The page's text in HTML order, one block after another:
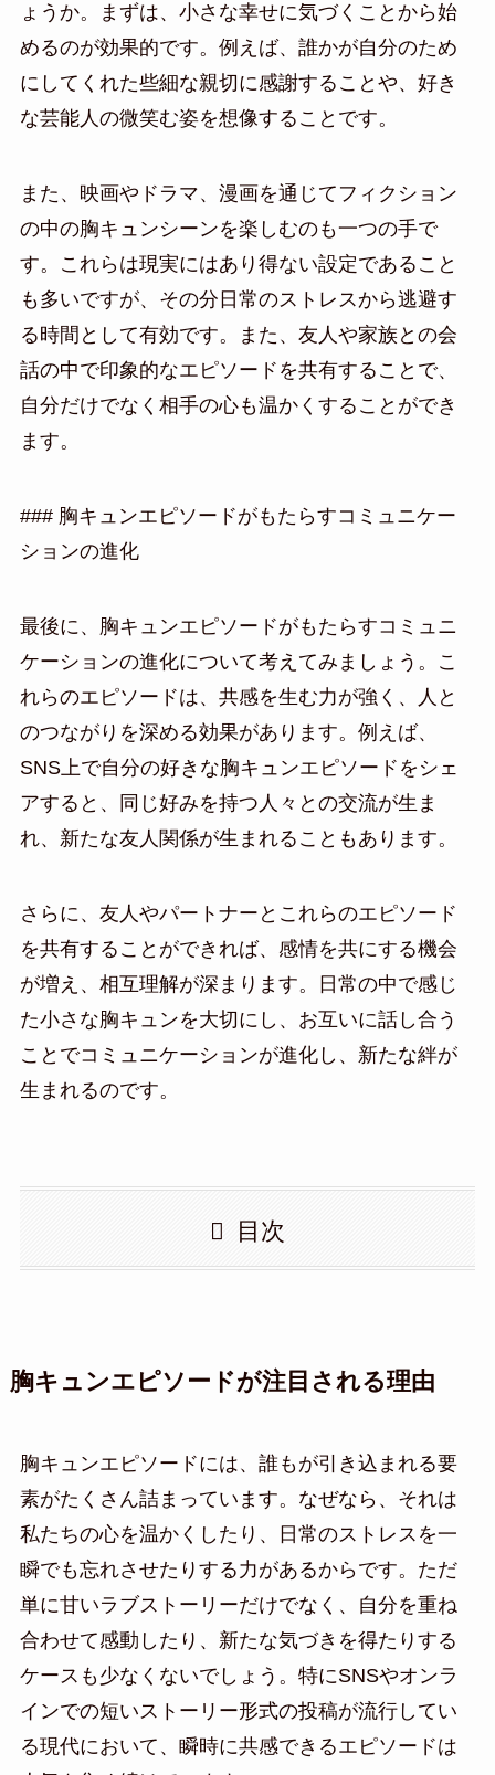
ょうか。まずは、小さな幸せに気づくことから始
めるのが効果的です。例えば、誰かが自分のため
にしてくれた些細な親切に感謝することや、好き
な芸能人の微笑む姿を想像することです。
また、映画やドラマ、漫画を通じてフィクション
の中の胸キュンシーンを楽しむのも一つの手で
す。これらは現実にはあり得ない設定であること
も多いですが、その分日常のストレスから逃避す
る時間として有効です。また、友人や家族との会
話の中で印象的なエピソードを共有することで、
自分だけでなく相手の心も温かくすることができ
ます。
### 胸キュンエピソードがもたらすコミュニケー
ションの進化
最後に、胸キュンエピソードがもたらすコミュニ
ケーションの進化について考えてみましょう。こ
れらのエピソードは、共感を生む力が強く、人と
のつながりを深める効果があります。例えば、
SNS上で自分の好きな胸キュンエピソードをシェ
アすると、同じ好みを持つ人々との交流が生ま
れ、新たな友人関係が生まれることもあります。
さらに、友人やパートナーとこれらのエピソード
を共有することができれば、感情を共にする機会
が増え、相互理解が深まります。日常の中で感じ
た小さな胸キュンを大切にし、お互いに話し合う
ことでコミュニケーションが進化し、新たな絆が
生まれるのです。
目次
胸キュンエピソードが注目される理由
胸キュンエピソードには、誰もが引き込まれる要
素がたくさん詰まっています。なぜなら、それは
私たちの心を温かくしたり、日常のストレスを一
瞬でも忘れさせたりする力があるからです。ただ
単に甘いラブストーリーだけでなく、自分を重ね
合わせて感動したり、新たな気づきを得たりする
ケースも少なくないでしょう。特にSNSやオンラ
インでの短いストーリー形式の投稿が流行してい
る現代において、瞬時に共感できるエピソードは